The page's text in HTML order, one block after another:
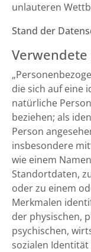
unlauteren
Stand der
die sich auf eine
natürliche
beziehen; als
Person
insbesondere
wie einem
Standortdaten,
oder zu einem
Merkmalen
der physischen,
psychischen,
sozialen